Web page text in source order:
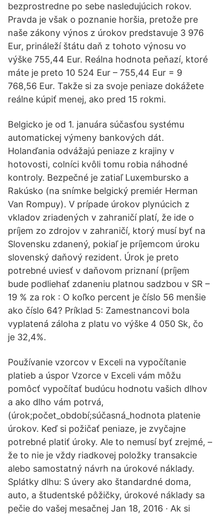
bezprostredne po sebe nasledujúcich rokov.
Pravda je však o poznanie horšia, pretože pre
naše zákony výnos z úrokov predstavuje 3 976
Eur, prináleží štátu daň z tohoto výnosu vo
výške 755,44 Eur. Reálna hodnota peňazí, ktoré
máte je preto 10 524 Eur – 755,44 Eur = 9
768,56 Eur. Takže si za svoje peniaze dokážete
reálne kúpiť menej, ako pred 15 rokmi.
Belgicko je od 1. januára súčasťou systému
automatickej výmeny bankových dát.
Holanďania odvážajú peniaze z krajiny v
hotovosti, colníci kvôli tomu robia náhodné
kontroly. Bezpečné je zatiaľ Luxembursko a
Rakúsko (na snímke belgický premiér Herman
Van Rompuy). V prípade úrokov plynúcich z
vkladov zriadených v zahraničí platí, že ide o
príjem zo zdrojov v zahraničí, ktorý musí byť na
Slovensku zdanený, pokiaľ je príjemcom úroku
slovenský daňový rezident. Úrok je preto
potrebné uviesť v daňovom priznaní (príjem
bude podliehať zdaneniu platnou sadzbou v SR –
19 % za rok : O koľko percent je číslo 56 menšie
ako číslo 64? Príklad 5: Zamestnancovi bola
vyplatená záloha z platu vo výške 4 050 Sk, čo
je 32,4%.
Používanie vzorcov v Exceli na vypočítanie
platieb a úspor Vzorce v Exceli vám môžu
pomôcť vypočítať budúcu hodnotu vašich dlhov
a ako dlho vám potrvá,
(úrok;počet_období;súčasná_hodnota platenie
úrokov. Keď si požičať peniaze, je zvyčajne
potrebné platiť úroky. Ale to nemusí byť zrejmé, –
že to nie je vždy riadkovej položky transakcie
alebo samostatný návrh na úrokové náklady.
Splátky dlhu: S úvery ako štandardné doma,
auto, a študentské pôžičky, úrokové náklady sa
pečie do vašej mesačnej Jan 18, 2016 · Ak si